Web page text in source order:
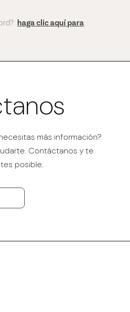
haga clic aquí para
más información?
Contáctanos y te
posible.